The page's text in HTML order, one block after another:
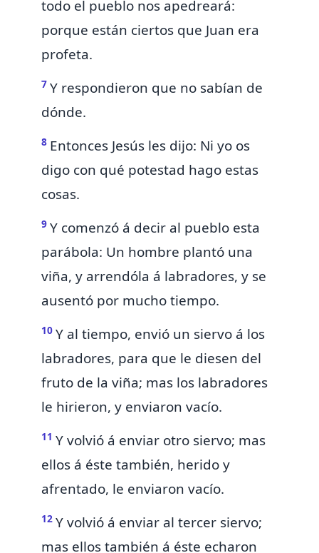
todo el pueblo nos apedreará:
porque están ciertos que Juan era
profeta.
7 Y respondieron que no sabían de
dónde.
8 Entonces Jesús les dijo: Ni yo os
digo con qué potestad hago estas
cosas.
9 Y comenzó á decir al pueblo esta
parábola: Un hombre plantó una
viña, y arrendóla á labradores, y se
ausentó por mucho tiempo.
10 Y al tiempo, envió un siervo á los
labradores, para que le diesen del
fruto de la viña; mas los labradores
le hirieron, y enviaron vacío.
11 Y volvió á enviar otro siervo; mas
ellos á éste también, herido y
afrentado, le enviaron vacío.
12 Y volvió á enviar al tercer siervo;
mas ellos también á éste echaron